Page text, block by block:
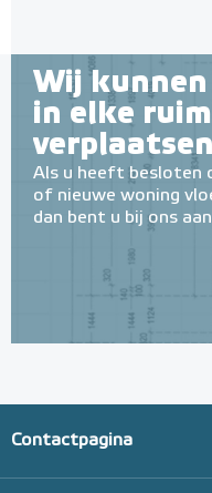
Wij kunnen
in elke
verplaatsen
Als u heeft besloten
of nieuwe woning
dan bent u bij ons
Contactpagina